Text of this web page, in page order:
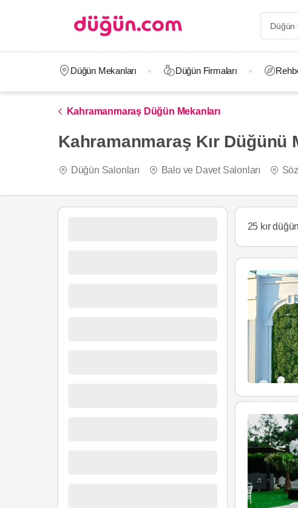
Düğün Mekanları Düğün Firmaları
Kahramanmaraş Düğün Mekanları
Kahramanmaraş Kır Düğünü
Düğün Salonları Balo ve Davet Salonları
25 kır